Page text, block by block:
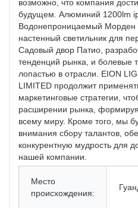
возможно, что компания
будущем. Алюминий 1200lm
Водонепроницаемый Морден
настенный светильник для
Садовый двор Патио,
тенденций рынка, и болевые
лопастью в отрасли. EION
LIMITED продолжит
маркетинговые стратегии,
расширении рынка,
всему миру. Кроме того, мы
внимания сбору талантов,
конкурентную мудрость для
нашей компании.
Место
происхождения: